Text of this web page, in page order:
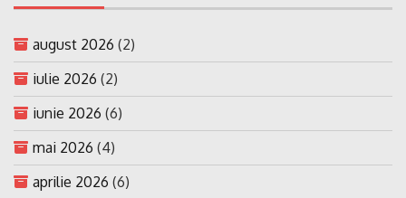
august 2026 (2)
iulie 2026 (2)
iunie 2026 (6)
mai 2026 (4)
aprilie 2026 (6)